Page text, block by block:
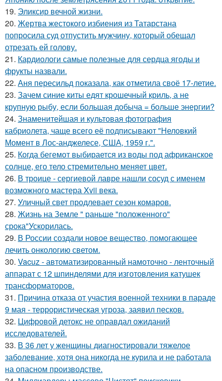
19. Эликсир вечной жизни.
20. Жертва жестокого избиения из Татарстана
попросила суд отпустить мужчину, который обещал
отрезать ей голову.
21. Кардиологи самые полезные для сердца ягоды и
фрукты назвали.
22. Аня пересильд показала, как отметила своё 17-летие.
23. Зачем синие киты едят крошечный криль, а не
крупную рыбу, если большая добыча = больше энергии?
24. Знаменитейшая и культовая фотография
кабриолета, чаще всего её подписывают "Неловкий
Момент в Лос-анджелесе, США, 1959 г.".
25. Когда бегемот выбирается из воды под африканское
солнце, его тело стремительно меняет цвет.
26. В троице - сергиевой лавре нашли сосуд с именем
возможного мастера Xvii века.
27. Уличный свет продлевает сезон комаров.
28. Жизнь на Земле " раньше "положенного"
срока"Ускорилась.
29. В России создали новое вещество, помогающее
лечить онкологию светом.
30. Vacuz - автоматизированный намоточно - ленточный
аппарат с 12 шпинделями для изготовления катушек
трансформаторов.
31. Причина отказа от участия военной техники в параде
9 мая - террористическая угроза, заявил песков.
32. Цифровой детокс не оправдал ожиданий
исследователей.
33. В 36 лет у женщины диагностировали тяжелое
заболевание, хотя она никогда не курила и не работала
на опасном производстве.